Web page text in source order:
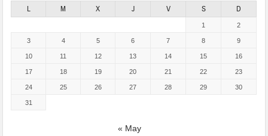
L
M X J V S D
1 2
3 4 5 6 7 8 9
10 11 12 13 14 15 16
17 18 19 20 21 22 23
24 25 26 27 28 29 30
31
« May